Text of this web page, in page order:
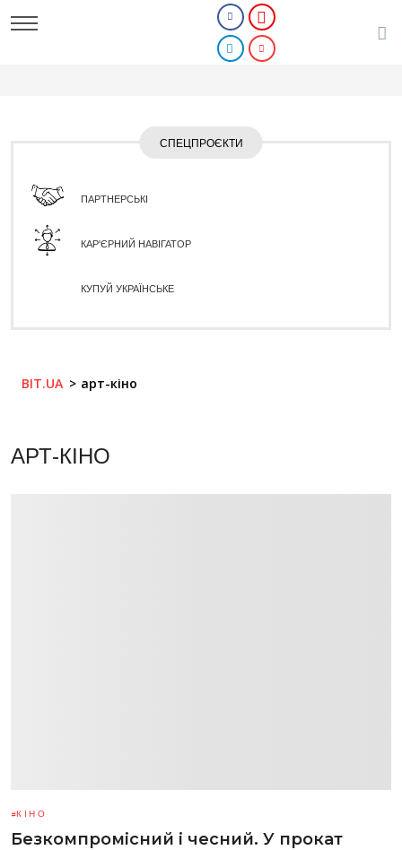
СПЕЦПРОЄКТИ
ПАРТНЕРСЬКІ
КАР'ЄРНИЙ НАВІГАТОР
КУПУЙ УКРАЇНСЬКЕ
BIT.UA арт-кіно
АРТ-КІНО
КІНО
Безкомпромісний і чесний. У прокат